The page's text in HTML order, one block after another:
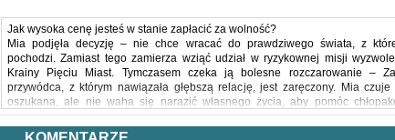
Jak wysoka cenę jesteś w stanie zapłacić za wolność?
Mia podjęła decyzję – nie chce wracać do prawdziwego świata, z
pochodzi. Zamiast tego zamierza wziąć udział w ryzykownej misji
Krainy Pięciu Miast. Tymczasem czeka ją bolesne rozczarowanie –
przywódca, z którym nawiązała głębszą relację, jest zaręczony. Mia czuje
oszukana, ale nie waha się narazić własnego życia, aby pomóc
odzyskać pewien bardzo ważny list.
To jednak nie jest najlepszy czas na sercowe rozterki. Drużyna musi ruszać